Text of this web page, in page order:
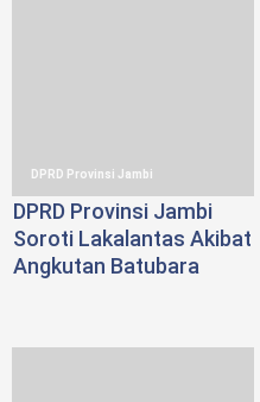
DPRD Provinsi Jambi
DPRD Provinsi Jambi
Soroti Lakalantas Akibat
Angkutan Batubara